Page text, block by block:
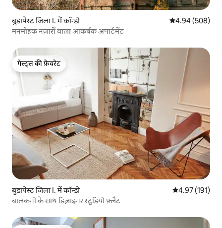
बुडापेस्ट जिला I. में कॉन्डो औसत रेटिंग 5 में से
4.94 (508)
मनमोहक नज़ारों वाला आकर्षक अपार्टमेंट
गेस्ट्स की फ़ेवरेट
गेस्ट्स की फ़ेवरेट
बुडापेस्ट जिला I. में कॉन्डो औसत रेटिंग 5 में से
4.97 (191)
बालकनी के साथ डिज़ाइनर स्टूडियो फ़्लैट